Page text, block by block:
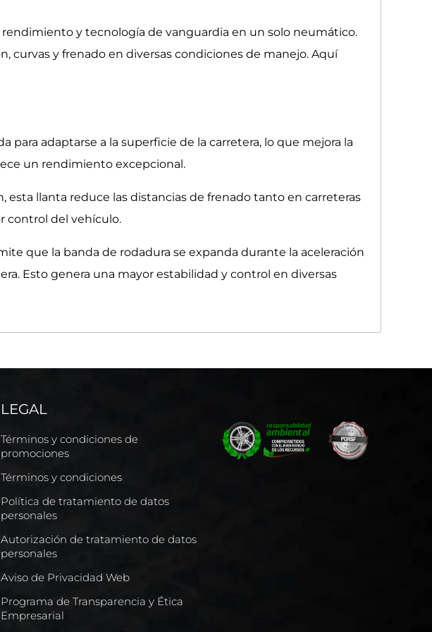
rendimiento y tecnología de vanguardia en un solo neumático.
curvas y frenado en diversas condiciones de manejo. Aquí
para adaptarse a la superficie de la carretera, lo que mejora la
un rendimiento excepcional.
llanta reduce las distancias de frenado tanto en carreteras
control del vehículo.
que la banda de rodadura se expanda durante la aceleración
Esto genera una mayor estabilidad y control en diversas
LEGAL
Términos y condiciones de
promociones
Términos y condiciones
Política de tratamiento de datos
personales
Autorización de tratamiento de datos
personales
Aviso de Privacidad Web
Programa de Transparencia y Ética
Empresarial